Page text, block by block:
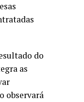
do
as
observará